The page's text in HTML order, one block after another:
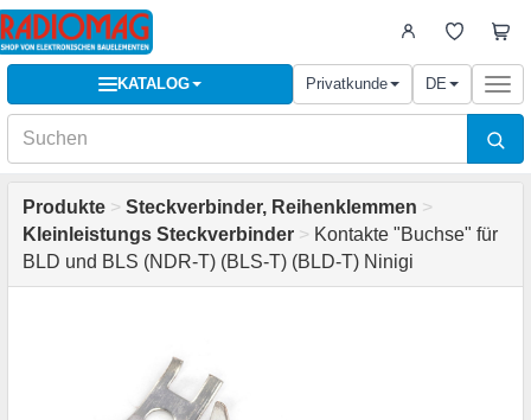
KATALOG Privatkunde DE
Produkte > Steckverbinder, Reihenklemmen >
Kleinleistungs Steckverbinder > Kontakte "Buchse" für
BLD und BLS (NDR-T) (BLS-T) (BLD-T) Ninigi